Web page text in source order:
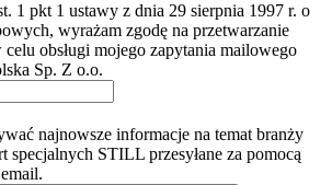
1 pkt 1 ustawy z dnia 29 sierpnia 1997 r. o
wyrażam zgodę na przetwarzanie
obsługi mojego zapytania mailowego
Sp. Z o.o.
najnowsze informacje na temat branży
specjalnych STILL przesyłane za pomocą